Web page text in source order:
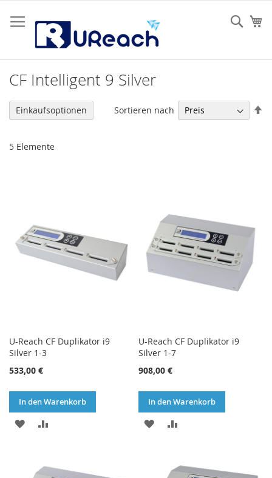
Inhalt
springen
CF Intelligent 9 Silver
5 Elemente
Sortieren nach
U-Reach CF Duplikator i9
Silver 1-3
533,00 €
In den Warenkorb
ZUR
HINZUFÜGEN
HINZUFÜGEN
U-Reach CF Duplikator i9
Silver 1-7
908,00 €
In den Warenkorb
ZUR
HINZUFÜGEN
HINZUFÜGEN
Einkaufsoptionen